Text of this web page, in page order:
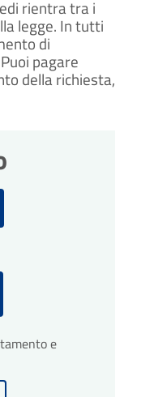
rientra tra i
legge. In tutti
di
pagare
della richiesta,
e